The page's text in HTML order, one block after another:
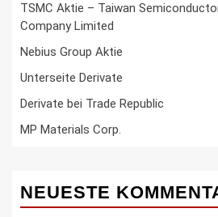
TSMC Aktie – Taiwan
Company Limited
Nebius Group Aktie
Unterseite Derivate
Derivate bei Trade Republic
MP Materials Corp.
NEUESTE